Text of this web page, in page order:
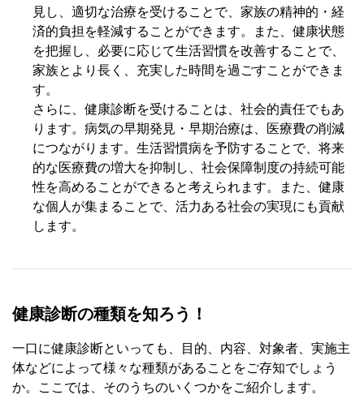
見し、適切な治療を受けることで、家族の精神的・経
済的負担を軽減することができます。また、健康状態
を把握し、必要に応じて生活習慣を改善することで、
家族とより長く、充実した時間を過ごすことができま
す。
さらに、健康診断を受けることは、社会的責任でもあ
ります。病気の早期発見・早期治療は、医療費の削減
につながります。生活習慣病を予防することで、将来
的な医療費の増大を抑制し、社会保障制度の持続可能
性を高めることができると考えられます。また、健康
な個人が集まることで、活力ある社会の実現にも貢献
します。
健康診断の種類を知ろう！
一口に健康診断といっても、目的、内容、対象者、実施主
体などによって様々な種類があることをご存知でしょう
か。ここでは、そのうちのいくつかをご紹介します。